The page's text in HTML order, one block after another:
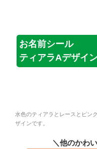
お名前シール
ティアラAデザイ
水色のティアラとレースとピン
ザインです。
＼他のかわ